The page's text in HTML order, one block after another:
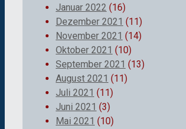
Januar 2022 (16)
Dezember 2021 (11)
November 2021 (14)
Oktober 2021 (10)
September 2021 (13)
August 2021 (11)
Juli 2021 (11)
Juni 2021 (3)
Mai 2021 (10)